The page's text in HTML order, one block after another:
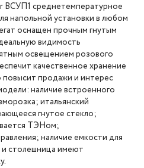
ВСУП1 среднетемпературное
напольной установки в любом
оснащен прочным гнутым
видимость
освещением розового
качественное хранение
повысит продажи и интерес
наличие встроенного
итальянский
гнутое стекло;
ТЭНом;
наличие емкости для
и столешница имеют